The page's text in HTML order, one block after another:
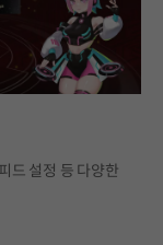
드 설정 등 다양한